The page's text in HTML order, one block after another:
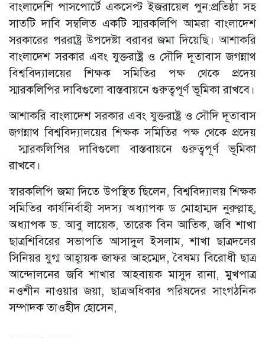
বাংলাদেশি পাসপোর্টে একসেপ্ট ইজরায়েল পুন:প্রতিষ্ঠা সহ
সাতটি দাবি সম্বলিত একটি স্মারকলিপি আমরা বাংলাদেশ
সরকারের পররাষ্ট্র উপদেষ্টা বরাবর জমা দিয়েছি। আশাকরি
বাংলাদেশ সরকার এবং যুক্তরাষ্ট্র ও সৌদি দূতাবাস জগন্নাথ
বিশ্ববিদ্যালয়ের শিক্ষক সমিতির পক্ষ থেকে প্রদেয়
স্মারকলিপির দাবিগুলো বাস্তবায়নে গুরুত্বপূর্ণ ভূমিকা রাখবে।
আশাকরি বাংলাদেশ সরকার এবং যুক্তরাষ্ট্র ও সৌদি দূতাবাস
জগন্নাথ বিশ্ববিদ্যালয়ের শিক্ষক সমিতির পক্ষ থেকে প্রদেয়
স্মারকলিপির দাবিগুলো বাস্তবায়নে গুরুত্বপূর্ণ ভূমিকা
রাখবে।
স্বারকলিপি জমা দিতে উপস্থিত ছিলেন, বিশ্ববিদ্যালয় শিক্ষক
সমিতির কার্যনির্বাহী সদস্য অধ্যাপক ড মোহাম্মদ নুরুল্লাহ্,
অধ্যাপক ড. আবু লায়েক, তারেক বিন আতিক, জবি শাখা
ছাত্রশিবিরের সভাপতি আসাদুল ইসলাম, শাখা ছাত্রদলের
সিনিয়র যুগ্ম আহ্বায়ক জাফর আহম্মেদ, বৈষম্য বিরোধী ছাত্র
আন্দোলনের জবি শাখার আহবায়ক মাসুদ রানা, মুখপাত্র
নওশীন নাওয়ার জয়া, ছাত্রঅধিকার পরিষদের সাংগঠনিক
সম্পাদক তাওহীদ হোসেন,